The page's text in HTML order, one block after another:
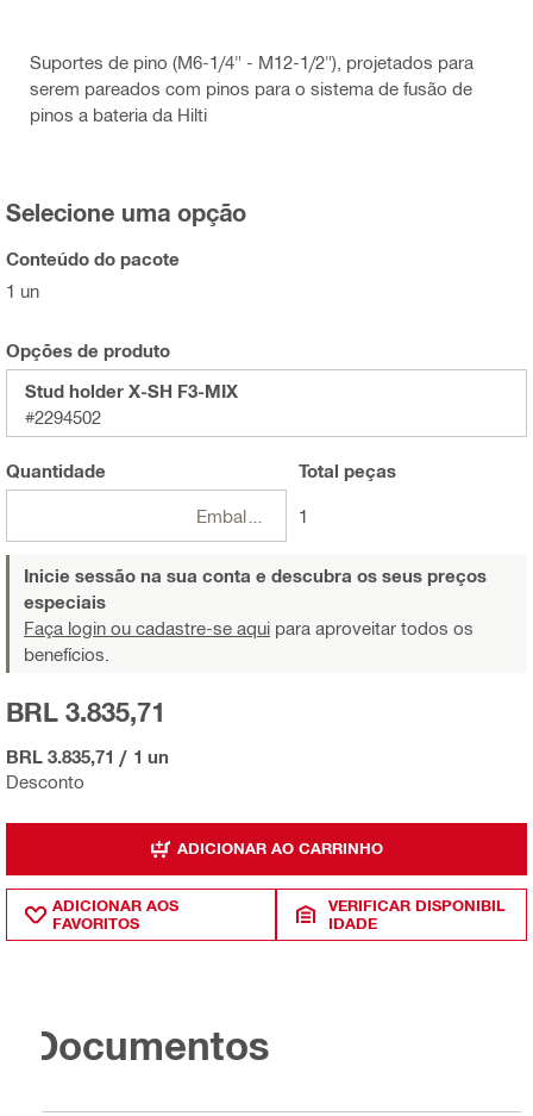
Suportes de pino (M6-1/4" - M12-1/2"), projetados para
serem pareados com pinos para o sistema de fusão de
pinos a bateria da Hilti
Selecione uma opção
Conteúdo do pacote
1 un
Opções de produto
Stud holder X-SH F3-MIX
#2294502
Quantidade
Embalagens
Total peças
1
Inicie sessão na sua conta e descubra os seus preços
especiais
Faça login ou cadastre-se aqui para aproveitar todos os
benefícios.
Desconto
BRL 3.835,71
BRL 3.835,71 / 1 un
ADICIONAR AO CARRINHO
ADICIONAR AOS
FAVORITOS
VERIFICAR DISPONIBIL
IDADE
Documentos